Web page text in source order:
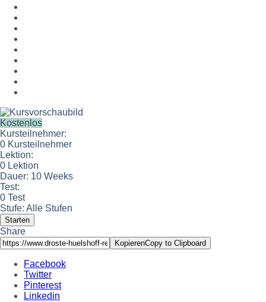
Kostenlos
Kursteilnehmer:
0 Kursteilnehmer
Lektion:
0 Lektion
Dauer: 10 Weeks
Test:
0 Test
Stufe: Alle Stufen
Starten
Share
KopierenCopy to Clipboard
Facebook
Twitter
Pinterest
Linkedin